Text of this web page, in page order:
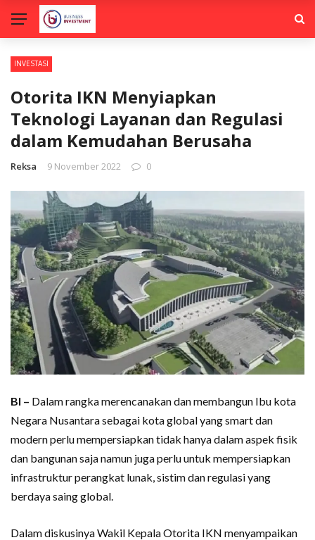
INVESTASI
Otorita IKN Menyiapkan
Teknologi Layanan dan Regulasi
dalam Kemudahan Berusaha
Reksa 9 November 2022 0
BI – Dalam rangka merencanakan dan membangun Ibu kota
Negara Nusantara sebagai kota global yang smart dan
modern perlu mempersiapkan tidak hanya dalam aspek fisik
dan bangunan saja namun juga perlu untuk mempersiapkan
infrastruktur perangkat lunak, sistim dan regulasi yang
berdaya saing global.
Dalam diskusinya Wakil Kepala Otorita IKN menyampaikan